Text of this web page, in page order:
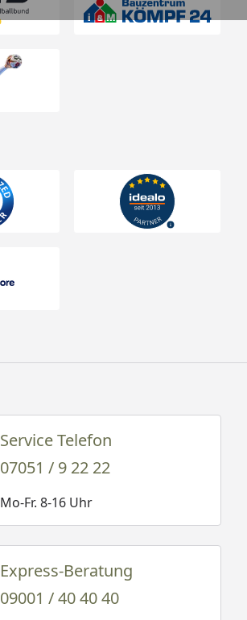
Service Telefon
07051 / 9 22 22
Mo-Fr. 8-16 Uhr
Express-Beratung
09001 / 40 40 40